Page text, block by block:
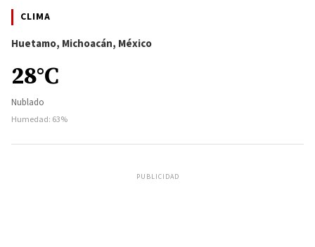
CLIMA
Huetamo, Michoacán, México
28°C
Nublado
Humedad: 63%
PUBLICIDAD